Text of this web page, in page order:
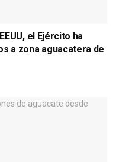
el Ejército ha
a zona aguacatera de